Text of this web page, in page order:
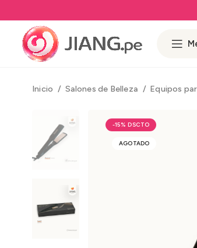
Inicio Salones de Belleza Equipos
-15%
AGOTADO